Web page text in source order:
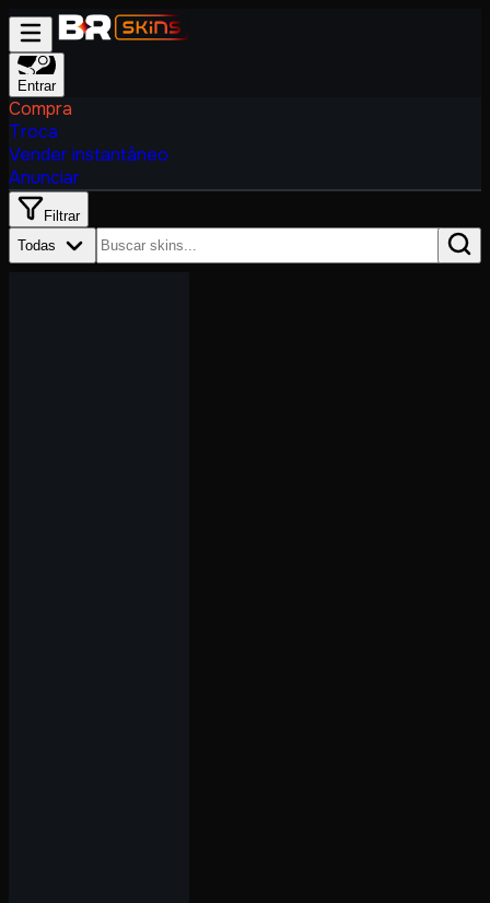
Entrar
Compra
Troca
Vender instantâneo
Anunciar
Filtrar
Todas